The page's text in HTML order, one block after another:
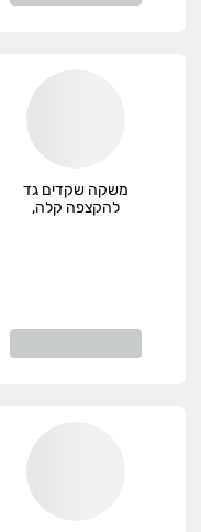
משקה שקדים גד
להקצפה קלה,